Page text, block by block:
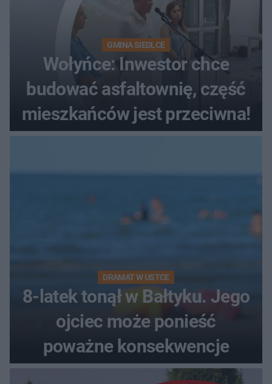
GMINA SIEDLCE
Wołyńce: Inwestor chce
budować asfaltownię, część
mieszkańców jest przeciwna!
DRAMAT W USTCE
8-latek tonął w Bałtyku. Jego
ojciec może ponieść
poważne konsekwencje